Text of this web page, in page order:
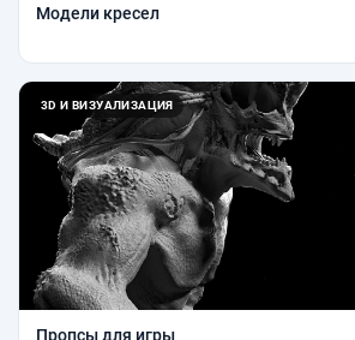
Модели кресел
3D И ВИЗУАЛИЗАЦИЯ
Пропсы для игры